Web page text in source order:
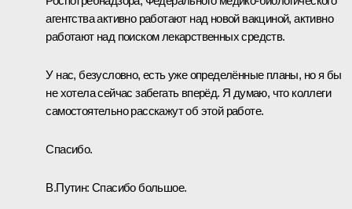
агентства активно работают над новой вакциной, активно
работают над поиском лекарственных средств.
У нас, безусловно, есть уже определённые планы, но я бы
не хотела сейчас забегать вперёд. Я думаю, что коллеги
самостоятельно расскажут об этой работе.
Спасибо.
В.Путин: Спасибо большое.